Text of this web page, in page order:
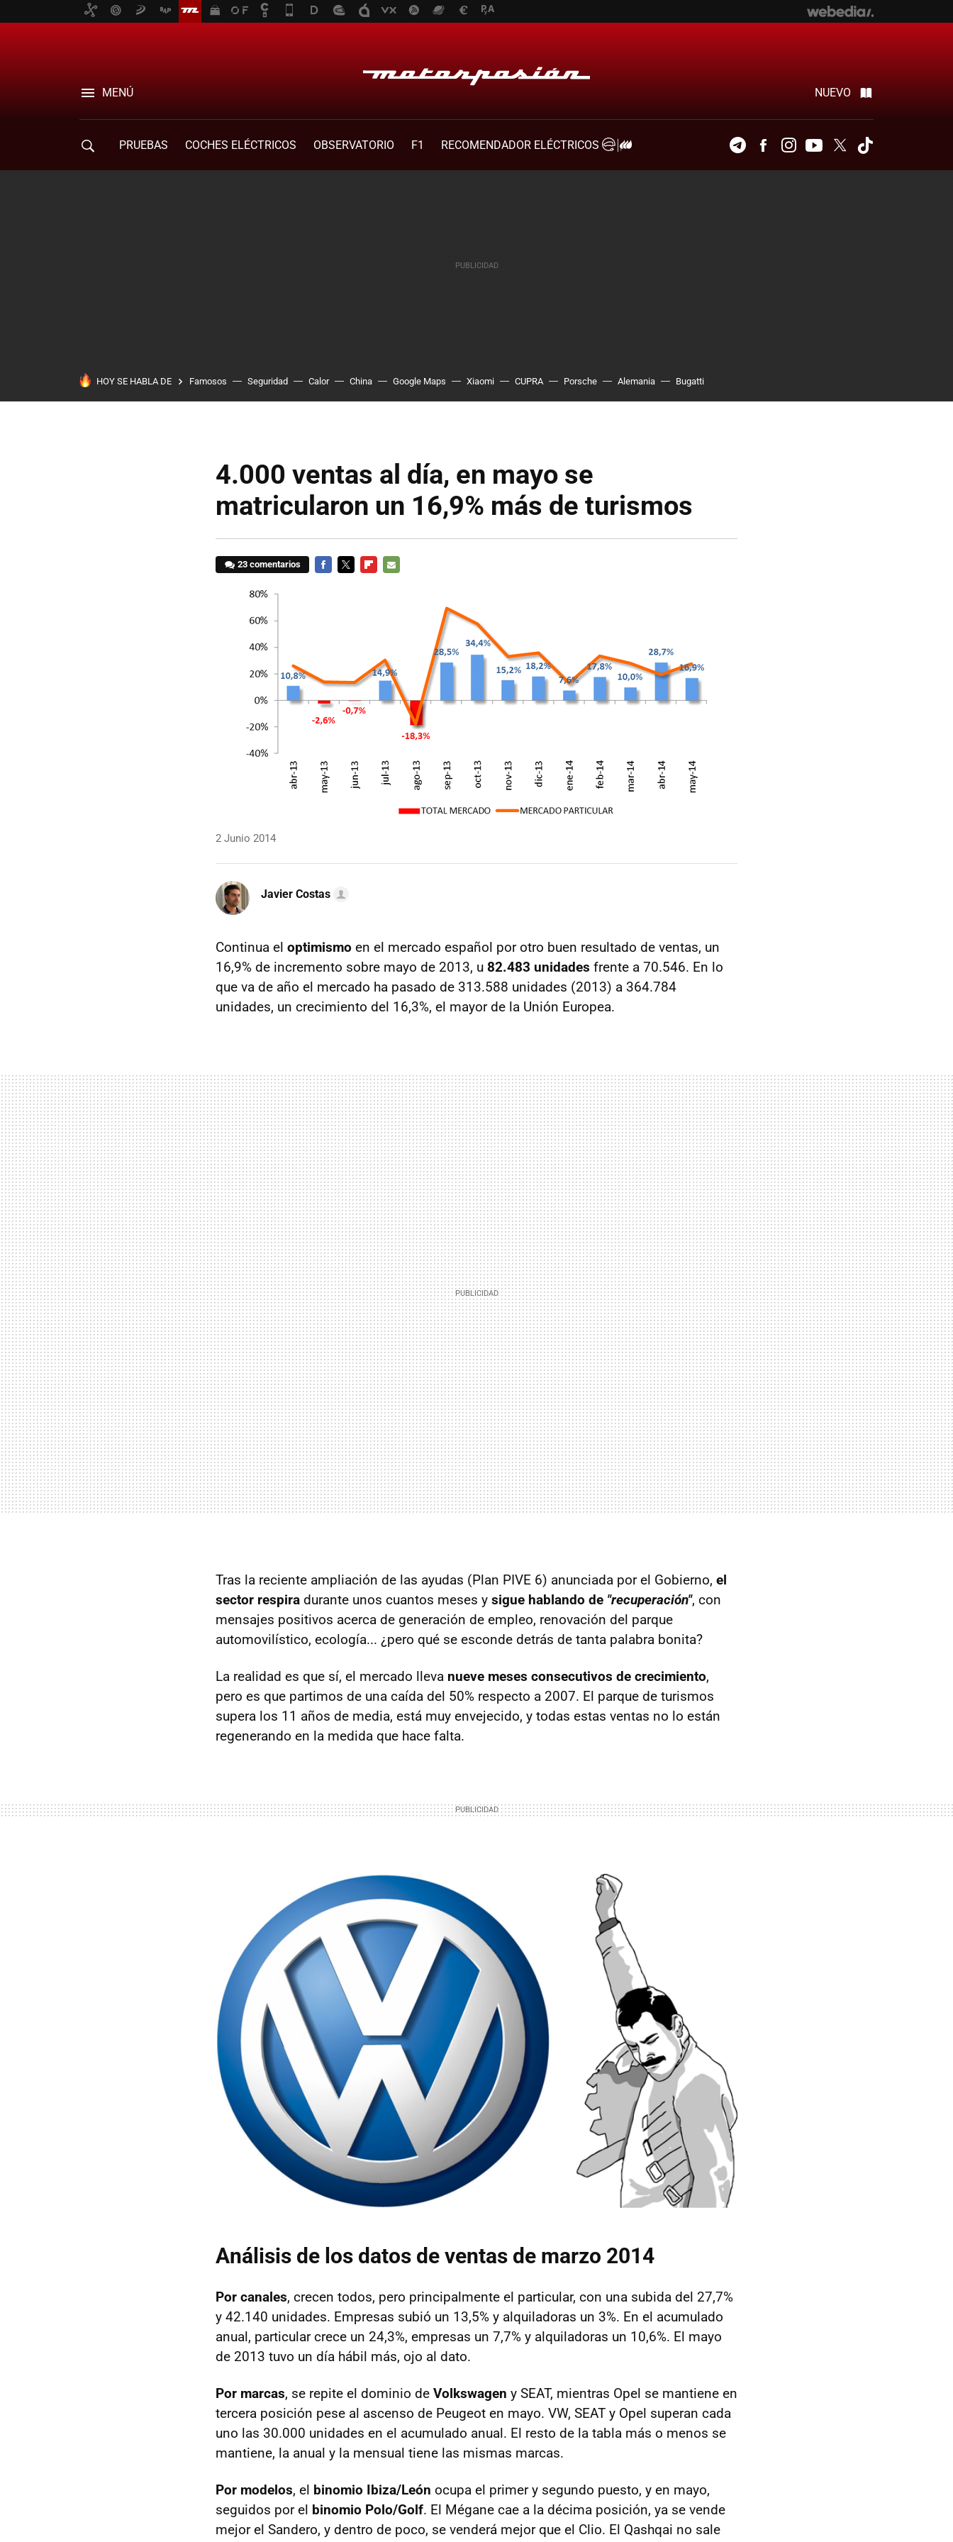
MENÚ NUEVO
PRUEBAS COCHES ELÉCTRICOS OBSERVATORIO F1
RECOMENDADOR ELÉCTRICOS
TelegramFacebookInstagramYoutubeTwitter
HOY SE HABLA DE Famosos Seguridad Calor China Google Maps Xiaomi CUPRA Porsche Alemania Bugatti
4.000 ventas al día, en mayo se
matricularon un 16,9% más de turismos
23 comentarios
2 Junio 2014
Javier Costas
Continua el optimismo en el mercado español por otro buen resultado de ventas, un
16,9% de incremento sobre mayo de 2013, u 82.483 unidades frente a 70.546. En lo
que va de año el mercado ha pasado de 313.588 unidades (2013) a 364.784
unidades, un crecimiento del 16,3%, el mayor de la Unión Europea.
Tras la reciente ampliación de las ayudas (Plan PIVE 6) anunciada por el Gobierno, el
sector respira durante unos cuantos meses y sigue hablando de "recuperación", con
mensajes positivos acerca de generación de empleo, renovación del parque
automovilístico, ecología... ¿pero qué se esconde detrás de tanta palabra bonita?
La realidad es que sí, el mercado lleva nueve meses consecutivos de crecimiento,
pero es que partimos de una caída del 50% respecto a 2007. El parque de turismos
supera los 11 años de media, está muy envejecido, y todas estas ventas no lo están
regenerando en la medida que hace falta.
Análisis de los datos de ventas de marzo 2014
Por canales, crecen todos, pero principalmente el particular, con una subida del 27,7%
y 42.140 unidades. Empresas subió un 13,5% y alquiladoras un 3%. En el acumulado
anual, particular crece un 24,3%, empresas un 7,7% y alquiladoras un 10,6%. El mayo
de 2013 tuvo un día hábil más, ojo al dato.
Por marcas, se repite el dominio de Volkswagen y SEAT, mientras Opel se mantiene en
tercera posición pese al ascenso de Peugeot en mayo. VW, SEAT y Opel superan cada
uno las 30.000 unidades en el acumulado anual. El resto de la tabla más o menos se
mantiene, la anual y la mensual tiene las mismas marcas.
Por modelos, el binomio Ibiza/León ocupa el primer y segundo puesto, y en mayo,
seguidos por el binomio Polo/Golf. El Mégane cae a la décima posición, ya se vende
mejor el Sandero, y dentro de poco, se venderá mejor que el Clio. El Qashqai no sale